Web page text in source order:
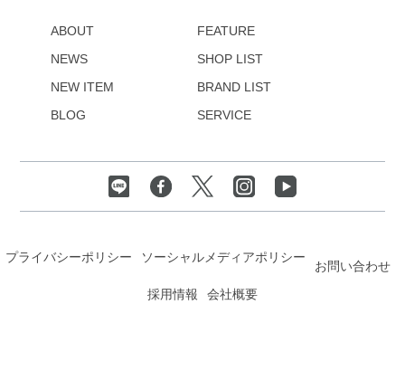
ABOUT
NEWS
NEW ITEM
BLOG
FEATURE
SHOP LIST
BRAND LIST
SERVICE
プライバシーポリシー ソーシャルメディアポリシー
お問い合わせ
採用情報
会社概要